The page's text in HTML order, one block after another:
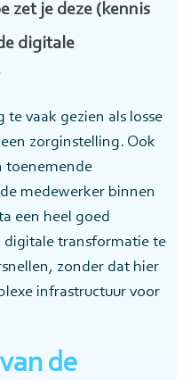
zet je deze (kennis
digitale
vaak gezien als losse
zorginstelling. Ook
toenemende
medewerker binnen
een heel goed
digitale transformatie te
zonder dat hier
infrastructuur voor
de